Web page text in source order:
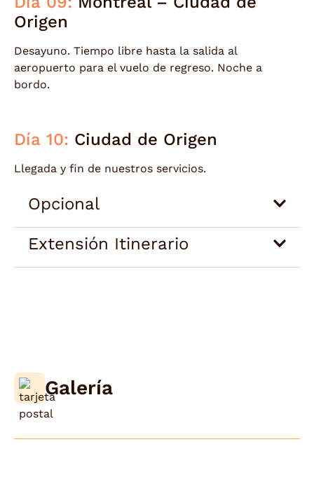
Origen
Desayuno. Tiempo libre hasta la salida al
aeropuerto para el vuelo de regreso. Noche a
bordo.
Día 10: Ciudad de Origen
Llegada y fin de nuestros servicios.
Opcional
Extensión Itinerario
Galería